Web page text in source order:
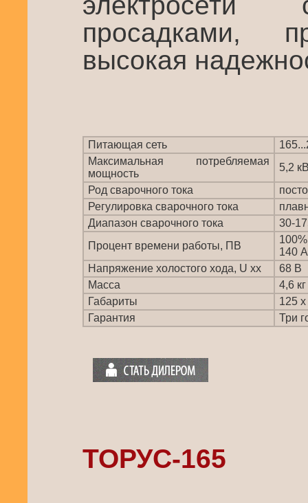
просадками,
высокая
Питающая сеть
Максимальная потребляемая
мощность
5,2
Род сварочного тока
Регулировка сварочного тока
Диапазон сварочного тока
30-
Процент времени работы, ПВ
140 А
Напряжение холостого хода, U xx
68 В
Масса
4,6 кг
Габариты
125
Гарантия
Три
ТОРУС-165